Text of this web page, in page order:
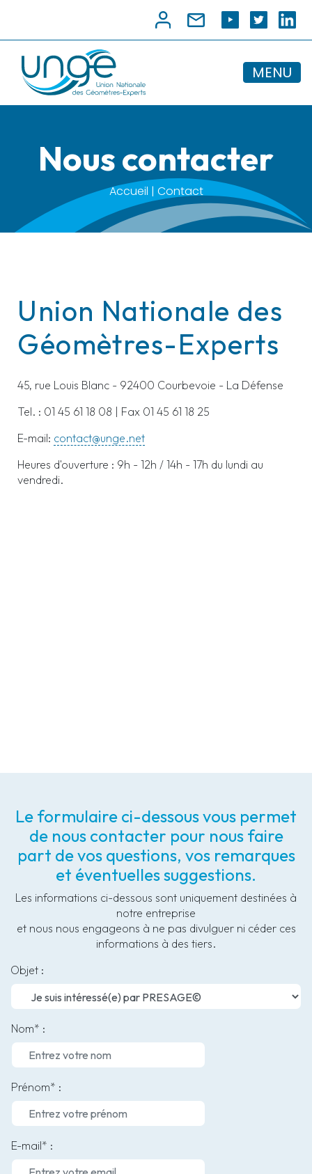
MENU
Nous contacter
Accueil | Contact
Union Nationale des
Géomètres-Experts
45, rue Louis Blanc - 92400 Courbevoie - La Défense
Tel. : 01 45 61 18 08 | Fax 01 45 61 18 25
E-mail: contact@unge.net
Heures d'ouverture : 9h - 12h / 14h - 17h du lundi au
vendredi.
Le formulaire ci-dessous vous permet
de nous contacter pour nous faire
part de vos questions, vos remarques
et éventuelles suggestions.
Les informations ci-dessous sont uniquement destinées à
notre entreprise
et nous nous engageons à ne pas divulguer ni céder ces
informations à des tiers.
Objet :
Nom* :
Prénom* :
E-mail* :